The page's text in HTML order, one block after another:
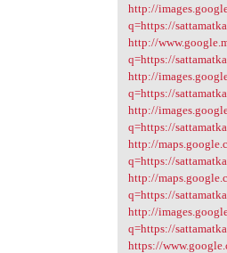
http://
q=https://
http://
q=https://
http://
q=https://
http://
q=https://
http://
q=https://
http://
q=https://
http://
q=https://
https://